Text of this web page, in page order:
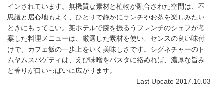
インされています。無機質な素材と植物が融合された空間は、不
思議と居心地もよく、ひとりで静かにランチやお茶を楽しみたい
ときにもってこい。某ホテルで腕を振るうフレンチのシェフが考
案した料理メニューは、厳選した素材を使い、センスの良い味付
けで、カフェ飯の一歩上をいく美味しさです。シグネチャーのト
ムヤムスパゲティは、えび味噌をパスタに絡めれば、濃厚な旨み
と香りが口いっぱいに広がります。
Last Update 2017.10.03